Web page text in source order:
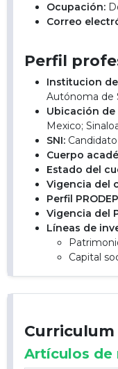
Ocupación:
Correo
Perfil
Institucion
Autónoma de
Ubicación
Mexico;
SNI: Candidato
Cuerpo
Estado del
Vigencia del
Perfil
Vigencia del
Líneas de
Capital
Artículos de